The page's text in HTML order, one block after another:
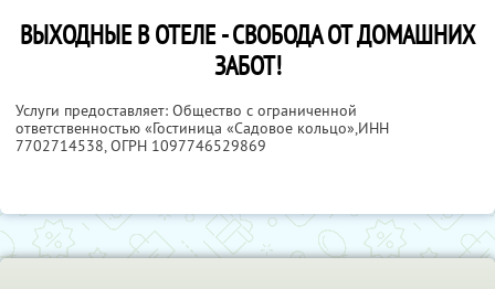
ВЫХОДНЫЕ В ОТЕЛЕ - СВОБОДА ОТ ДОМАШНИХ
ЗАБОТ!
Услуги предоставляет: Общество с ограниченной
ответственностью «Гостиница «Садовое кольцо»,ИНН
7702714538, ОГРН 1097746529869